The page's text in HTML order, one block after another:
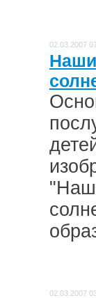
02.03.2007
Наши
02.03.2007